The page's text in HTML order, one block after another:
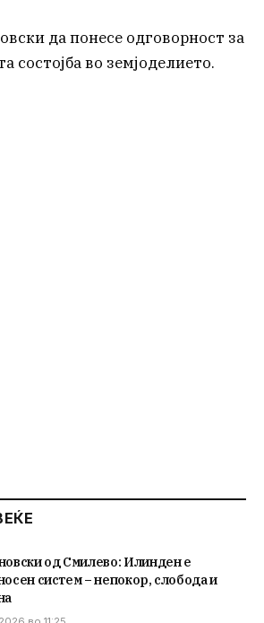
да понесе одговорност за
состојба во земјоделието.
од Смилево: Илинден е
систем – непокор, слобода и